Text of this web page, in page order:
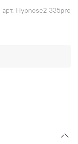
арт. Hypnose2 335pro